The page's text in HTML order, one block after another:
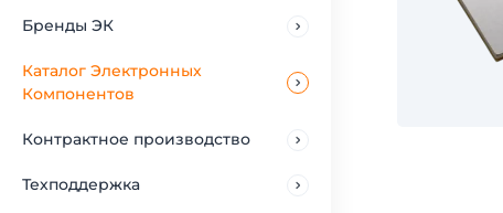
Бренды ЭК
Каталог Электронных
Компонентов
Контрактное производство
Техподдержка